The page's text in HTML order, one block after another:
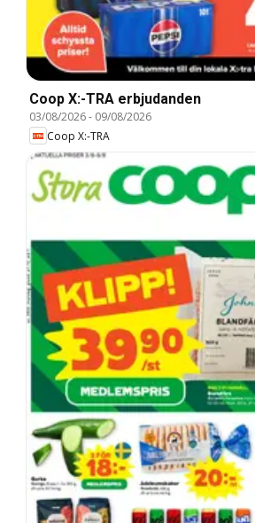
Coop X:-TRA erbjudanden
03/08/2026- 09/08/2026
Coop X:-TRA